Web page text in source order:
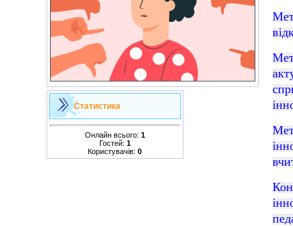
Статистика
Онлайн всього: 1
Гостей: 1
Користувачів: 0